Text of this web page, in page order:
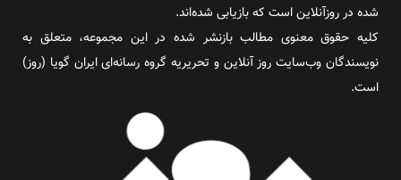
شده در روزآنلاین است که بازیابی شده‌اند.
کلیه حقوق معنوی مطالب بازنشر شده در این مجموعه، متعلق به
نویسندگان وب‌سایت روز آنلاین و تحریریه گروه رسانه‌ای ایران گویا (روز)
است.